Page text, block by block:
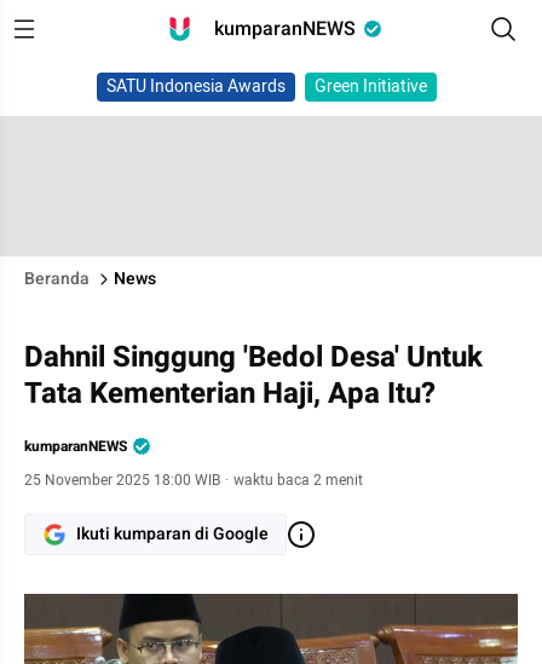
kumparanNEWS
SATU Indonesia Awards Green Initiative
Beranda News
Dahnil Singgung 'Bedol Desa' Untuk
Tata Kementerian Haji, Apa Itu?
kumparanNEWS
25 November 2025 18:00 WIB · waktu baca 2 menit
Ikuti kumparan di Google